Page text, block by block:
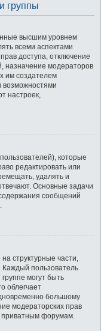
группы
высшим уровнем
всеми аспектами
доступа, отключение
назначение модераторов
им создателем
возможностями
настроек,
которые
редактировать или
удалять и
Основные задачи
сообщений
структурные части,
пользователь
могут быть
облегчает
большому
модераторских прав
приватным форумам.